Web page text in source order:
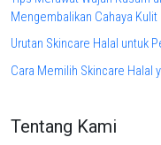
Mengembalikan Cahaya Kulit
Urutan Skincare Halal untuk
Cara Memilih Skincare Halal
Tentang Kami